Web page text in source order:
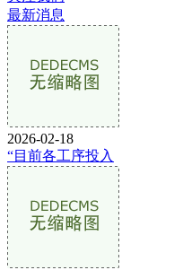
最新消息
2026-02-18
“目前各工序投入